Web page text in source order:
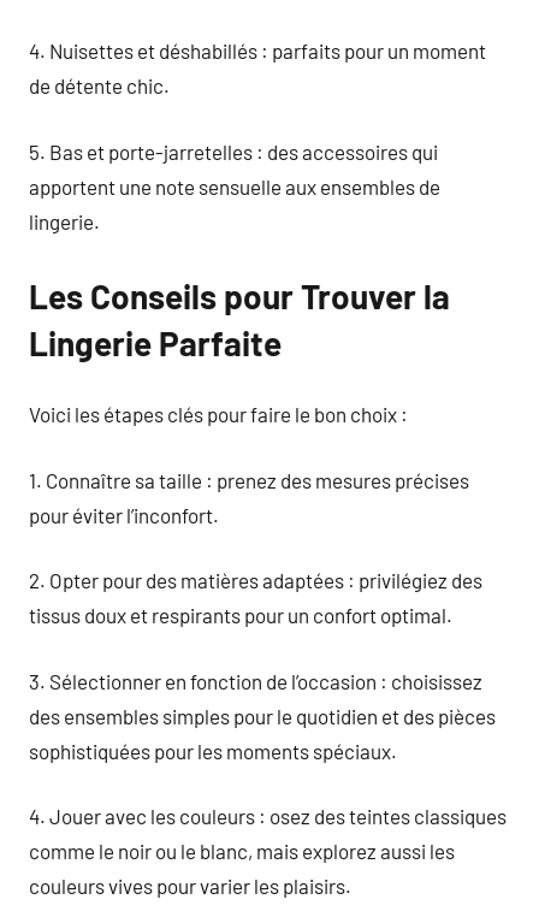
4. Nuisettes et déshabillés : parfaits pour un moment
de détente chic.
5. Bas et porte-jarretelles : des accessoires qui
apportent une note sensuelle aux ensembles de
lingerie.
Les Conseils pour Trouver la
Lingerie Parfaite
Voici les étapes clés pour faire le bon choix :
1. Connaître sa taille : prenez des mesures précises
pour éviter l’inconfort.
2. Opter pour des matières adaptées : privilégiez des
tissus doux et respirants pour un confort optimal.
3. Sélectionner en fonction de l’occasion : choisissez
des ensembles simples pour le quotidien et des pièces
sophistiquées pour les moments spéciaux.
4. Jouer avec les couleurs : osez des teintes classiques
comme le noir ou le blanc, mais explorez aussi les
couleurs vives pour varier les plaisirs.